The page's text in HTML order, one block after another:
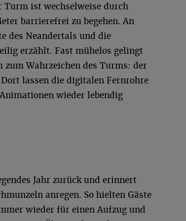
Turm ist wechselweise durch
barrierefrei zu begehen. An
des Neandertals und die
erzählt. Fast mühelos gelingt
Wahrzeichen des Turms: der
lassen die digitalen Fernrohre
wieder lebendig
Jahr zurück und erinnert
anregen. So hielten Gäste
wieder für einen Aufzug und